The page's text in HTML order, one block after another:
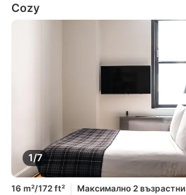
Cozy
1/7
16 m²/172 ft² Максимално 2 възрастни